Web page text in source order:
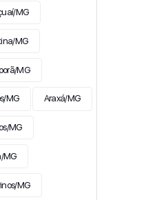
MG
MG
MG
MG Araxá/MG
MG
MG
MG